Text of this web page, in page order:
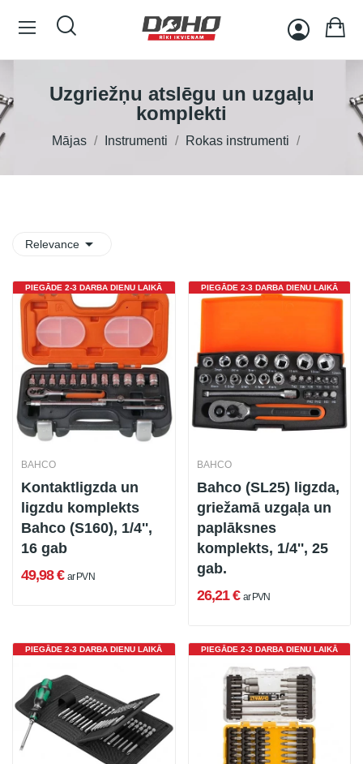
Uzgriežņu atslēgu un uzgaļu
komplekti
Mājas Instrumenti Rokas instrumenti
Relevance 
PIEGĀDE 2-3 DARBA DIENU LAIKĀ
BAHCO
Kontaktligzda un
ligzdu komplekts
Bahco (S160), 1/4'',
16 gab
49,98 € ar PVN
PIEGĀDE 2-3 DARBA DIENU LAIKĀ
BAHCO
Bahco (SL25) ligzda,
griežamā uzgaļa un
paplāksnes
komplekts, 1/4'', 25
gab.
26,21 € ar PVN
PIEGĀDE 2-3 DARBA DIENU LAIKĀ PIEGĀDE 2-3 DARBA DIENU LAIKĀ